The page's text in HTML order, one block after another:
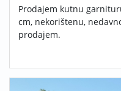
Prodajem kutnu
cm, nekorištenu,
prodajem.